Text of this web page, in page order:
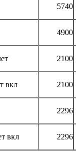
5740
4900
2100
вкл 2100
2296
вкл 2296